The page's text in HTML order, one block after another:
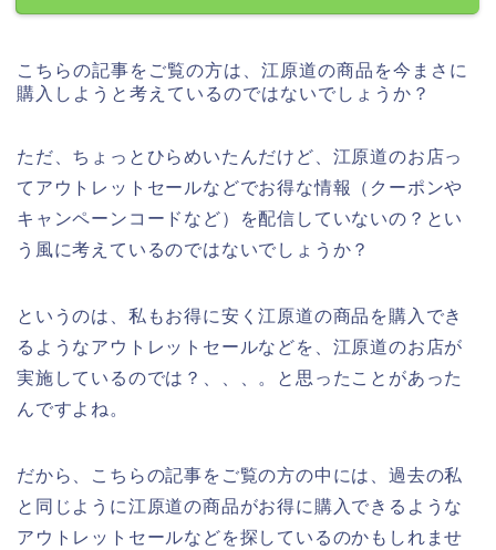
こちらの記事をご覧の方は、江原道の商品を今まさに
購入しようと考えているのではないでしょうか？
ただ、ちょっとひらめいたんだけど、江原道のお店っ
てアウトレットセールなどでお得な情報（クーポンや
キャンペーンコードなど）を配信していないの？とい
う風に考えているのではないでしょうか？
というのは、私もお得に安く江原道の商品を購入でき
るようなアウトレットセールなどを、江原道のお店が
実施しているのでは？、、、。と思ったことがあった
んですよね。
だから、こちらの記事をご覧の方の中には、過去の私
と同じように江原道の商品がお得に購入できるような
アウトレットセールなどを探しているのかもしれませ